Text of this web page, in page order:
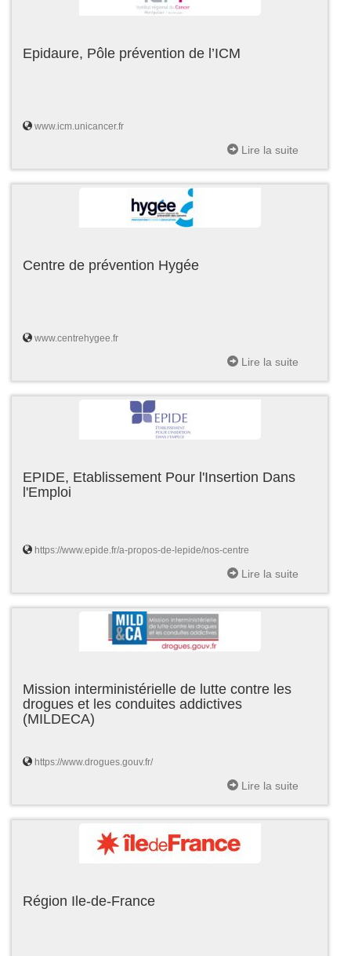
Epidaure, Pôle prévention de l’ICM
www.icm.unicancer.fr
Lire la suite
Centre de prévention Hygée
www.centrehygee.fr
Lire la suite
EPIDE, Etablissement Pour l'Insertion Dans
l'Emploi
https://www.epide.fr/a-propos-de-lepide/nos-centre
Lire la suite
Mission interministérielle de lutte contre les
drogues et les conduites addictives
(MILDECA)
https://www.drogues.gouv.fr/
Lire la suite
Région Ile-de-France